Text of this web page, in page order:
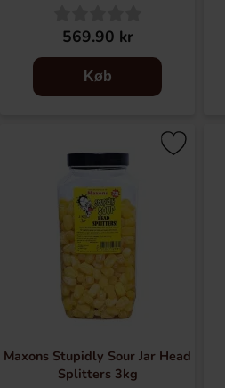
569.90 kr
Køb
Maxons Stupidly Sour Jar Head
Splitters 3kg